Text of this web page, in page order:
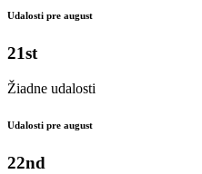
Udalosti pre august
21st
Žiadne udalosti
Udalosti pre august
22nd